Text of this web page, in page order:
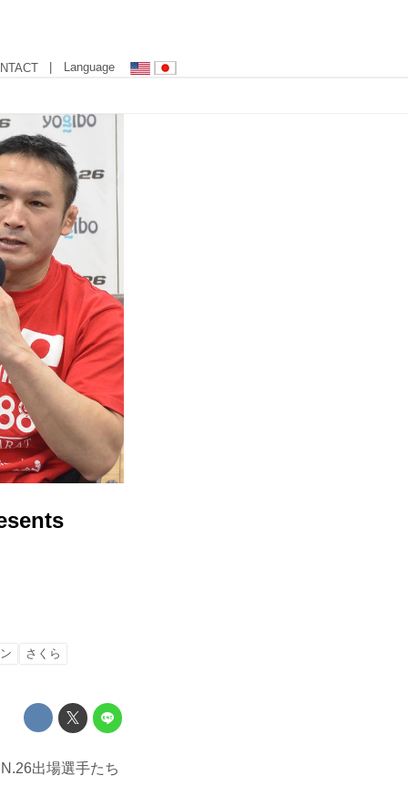
| Language
さくら
出場選手たち